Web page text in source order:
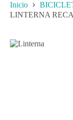
Inicio
LINTERNA